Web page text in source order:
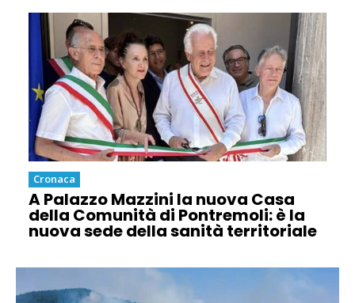
Cronaca
A Palazzo Mazzini la nuova Casa
della Comunità di Pontremoli: è la
nuova sede della sanità territoriale